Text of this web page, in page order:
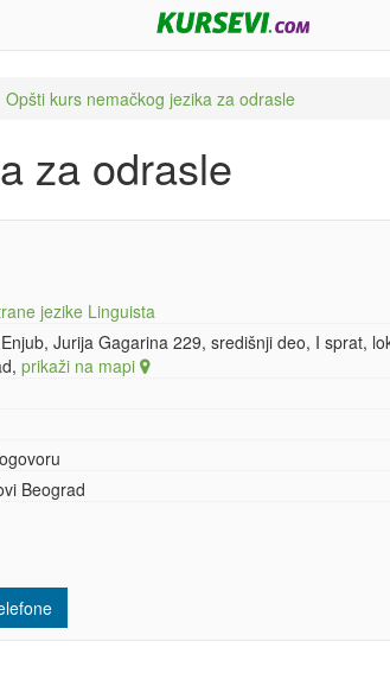
Opšti kurs nemačkog jezika za odrasle
za odrasle
jezike Linguista
Jurija Gagarina 229, središnji deo, I sprat,
prikaži na mapi
Beograd